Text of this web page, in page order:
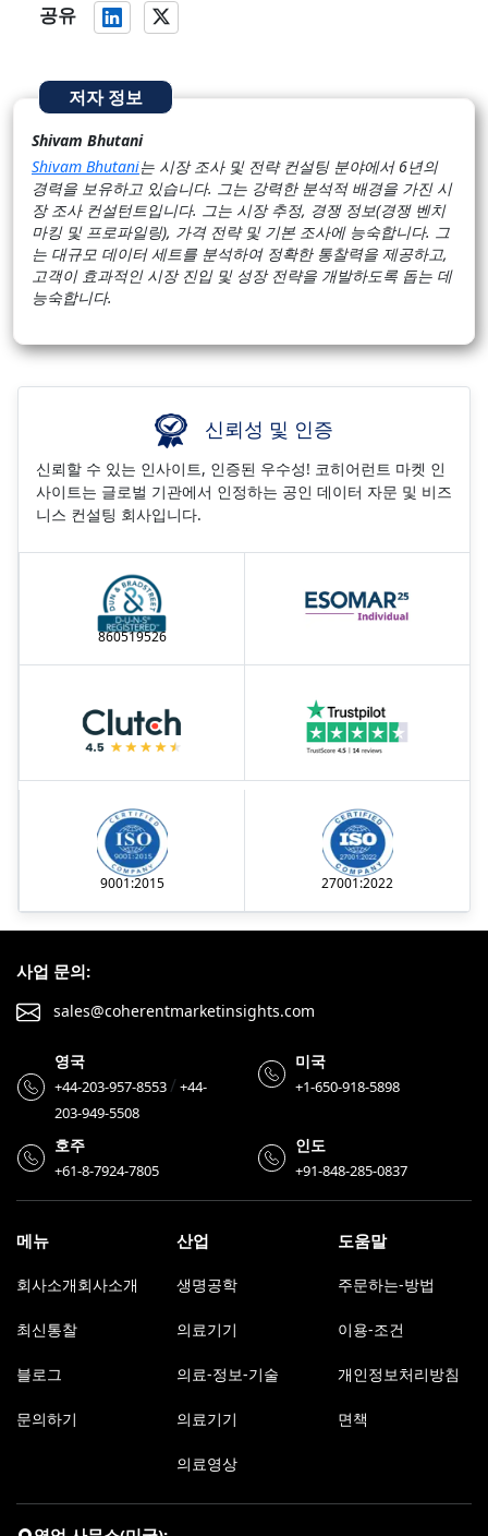
공유
저자 정보
Shivam Bhutani
Shivam Bhutani는 시장 조사 및 전략 컨설팅 분야에서 6년의
경력을 보유하고 있습니다. 그는 강력한 분석적 배경을 가진 시
장 조사 컨설턴트입니다. 그는 시장 추정, 경쟁 정보(경쟁 벤치
마킹 및 프로파일링), 가격 전략 및 기본 조사에 능숙합니다. 그
는 대규모 데이터 세트를 분석하여 정확한 통찰력을 제공하고,
고객이 효과적인 시장 진입 및 성장 전략을 개발하도록 돕는 데
능숙합니다.
신뢰성 및 인증
신뢰할 수 있는 인사이트, 인증된 우수성! 코히어런트 마켓 인
사이트는 글로벌 기관에서 인정하는 공인 데이터 자문 및 비즈
니스 컨설팅 회사입니다.
860519526
9001:2015 27001:2022
사업 문의:
sales@coherentmarketinsights.com
영국
+44-203-957-8553/+44-
203-949-5508
미국
+1-650-918-5898
호주
+61-8-7924-7805
인도
+91-848-285-0837
메뉴
회사소개회사소개
최신통찰
블로그
문의하기
산업
생명공학
의료기기
의료-정보-기술
의료기기
의료영상
도움말
주문하는-방법
이용-조건
개인정보처리방침
면책